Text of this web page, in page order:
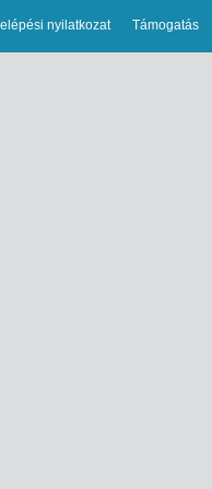
nyilatkozat Támogatás